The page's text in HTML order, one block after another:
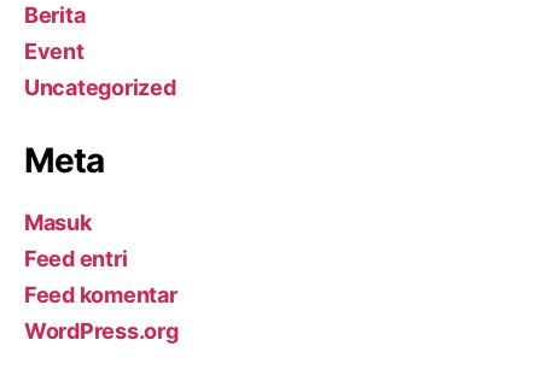
Berita
Event
Uncategorized
Meta
Masuk
Feed entri
Feed komentar
WordPress.org